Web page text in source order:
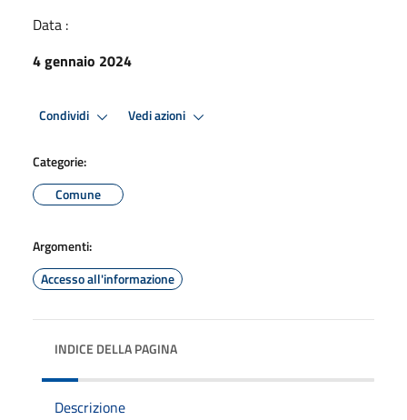
Data :
4 gennaio 2024
Condividi Vedi azioni
Categorie:
Comune
Argomenti:
Accesso all'informazione
INDICE DELLA PAGINA
Descrizione